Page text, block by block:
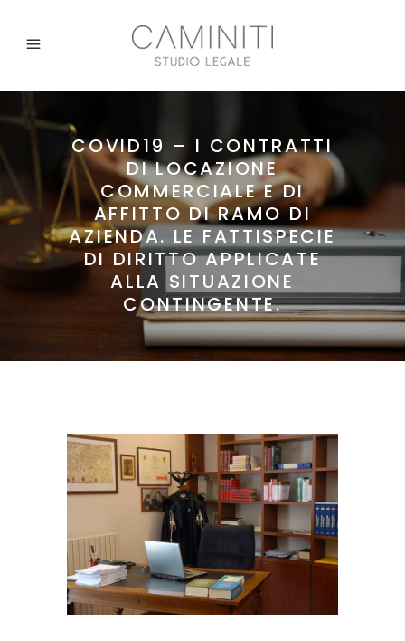
COVID19 – I CONTRATTI
DI LOCAZIONE
COMMERCIALE E DI
AFFITTO DI RAMO DI
AZIENDA. LE FATTISPECIE
DI DIRITTO APPLICATE
ALLA SITUAZIONE
CONTINGENTE.